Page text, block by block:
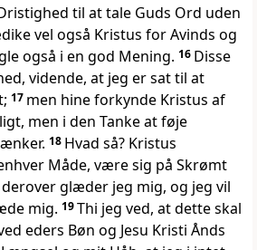
til at tale Guds Ord uden
vel også Kristus for Avinds og
også i en god Mening. 16 Disse
vidende, at jeg er sat til at
17 men hine forkynde Kristus af
men i den Tanke at føje
18 Hvad så? Kristus
Måde, være sig på Skrømt
glæder jeg mig, og jeg vil
mig. 19Thi jeg ved, at dette skal
eders Bøn og Jesu Kristi Ånds